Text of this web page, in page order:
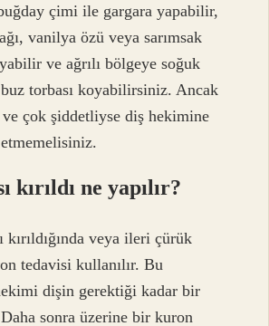
çimi ile gargara yapabilir,
vanilya özü veya sarımsak
ve ağrılı bölgeye soğuk
torbası koyabilirsiniz. Ancak
ve çok şiddetliyse diş hekimine
kırıldı ne yapılır?
kırıldığında veya ileri çürük
tedavisi kullanılır. Bu
dişin gerektiği kadar bir
Daha sonra üzerine bir kuron